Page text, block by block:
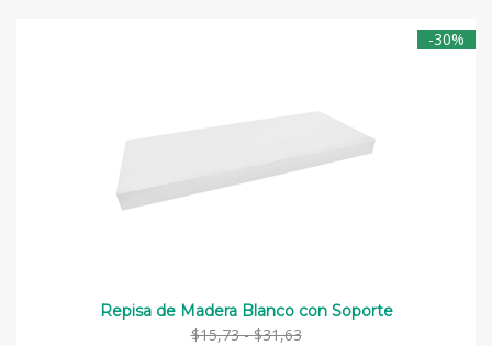
-30%
Repisa de Madera Blanco con Soporte
$15,73 -$31,63